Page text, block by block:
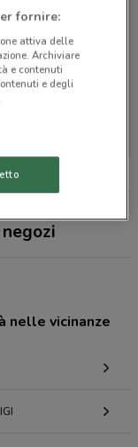
nelle vicinanze
fornire:
attiva delle
Archiviare
e contenuti
e degli